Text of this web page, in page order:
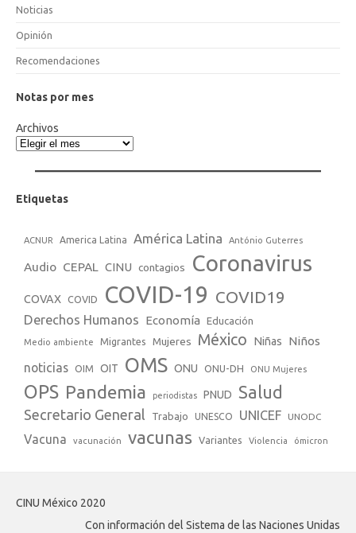
Noticias
Opinión
Recomendaciones
Notas por mes
Archivos
Etiquetas
ACNUR America Latina América Latina António Guterres
Audio CEPAL CINU contagios Coronavirus
COVAX COVID COVID-19 COVID19
Derechos Humanos Economía Educación
Medio ambiente Migrantes Mujeres México Niñas Niños
noticias OIM OIT OMS ONU ONU-DH ONU Mujeres
OPS Pandemia periodistas PNUD Salud
Secretario General Trabajo UNESCO UNICEF UNODC
Vacuna vacunación vacunas Variantes Violencia ómicron
CINU México 2020
Con información del Sistema de las Naciones Unidas